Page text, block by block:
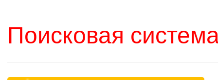
Поисковая